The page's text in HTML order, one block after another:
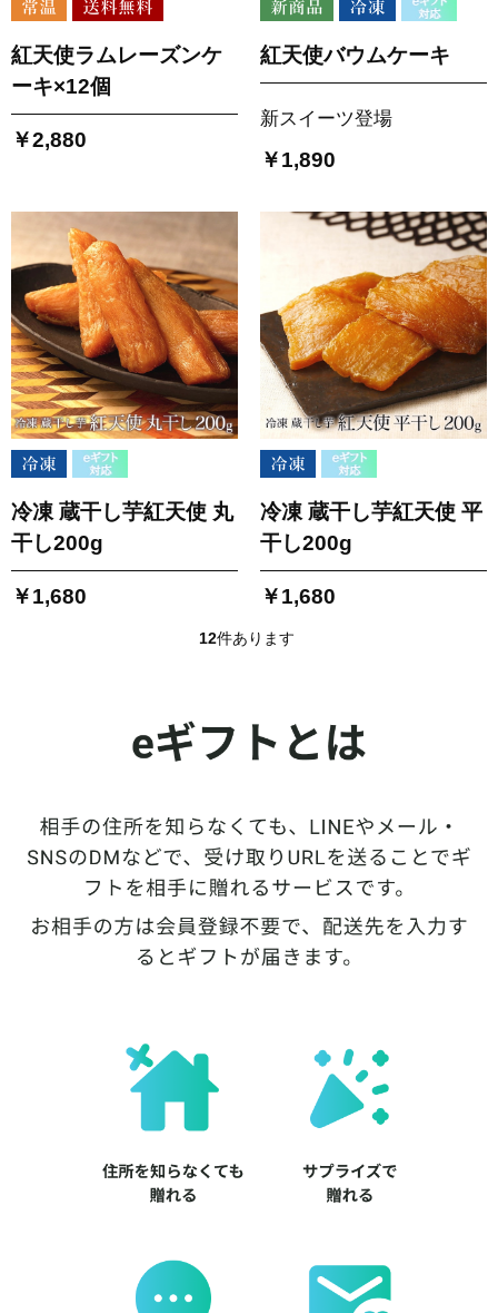
紅天使ラムレーズンケ
ーキ×12個
￥2,880
紅天使バウムケーキ
新スイーツ登場
￥1,890
冷凍 蔵干し芋紅天使 丸
干し200g
￥1,680
冷凍 蔵干し芋紅天使 平
干し200g
￥1,680
12件あります